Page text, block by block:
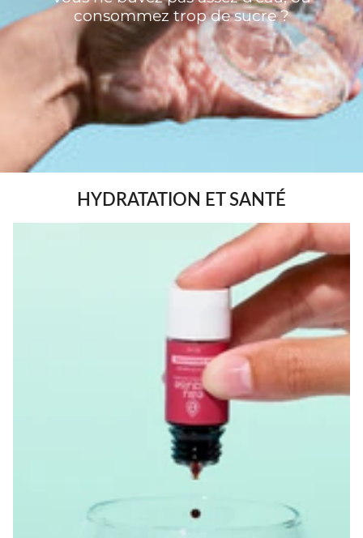
consommez trop de sucre ?
HYDRATATION ET SANTÉ